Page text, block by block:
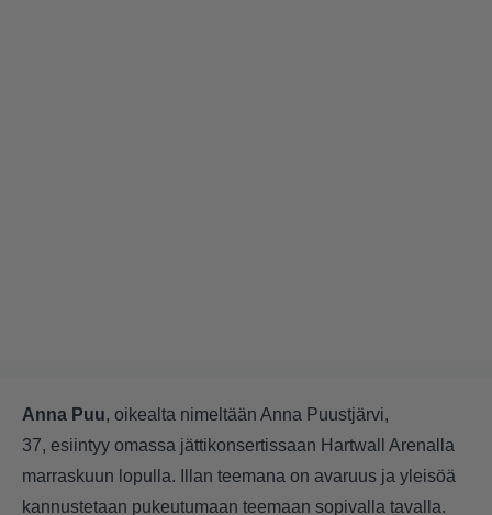
Anna Puu, oikealta nimeltään Anna Puustjärvi,
37, esiintyy omassa jättikonsertissaan Hartwall Arenalla
marraskuun lopulla. Illan teemana on avaruus ja yleisöä
kannustetaan pukeutumaan teemaan sopivalla tavalla.